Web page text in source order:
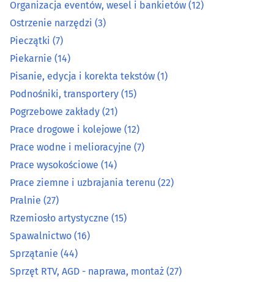
Oczyszczalnie - przedsiębiorstwa(4)
Odzież i konfekcja - producenci, hurtownie
Opieka - usługi (23)
(16)
Organizacja eventów, wesel i bankietów
Ostrzenie narzędzi(3)
Pieczątki(7)
Pisanie, edycja i korekta tekstów
Organizacja eventów, wesel i bankietów (12)
Ostrzenie narzędzi (3)
Pieczątki (7)
Piekarnie (14)
Pisanie, edycja i korekta tekstów (1)
Podnośniki, transportery (15)
Pogrzebowe zakłady (21)
Prace drogowe i kolejowe (12)
Prace wodne i melioracyjne (7)
Prace wysokościowe (14)
Prace ziemne i uzbrajania terenu (22)
Pralnie (27)
Rzemiosło artystyczne (15)
Spawalnictwo (16)
Sprzątanie (44)
Sprzęt RTV, AGD - naprawa, montaż (27)